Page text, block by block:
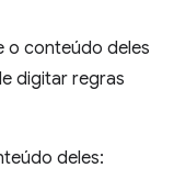
o conteúdo deles
digitar regras
deles: